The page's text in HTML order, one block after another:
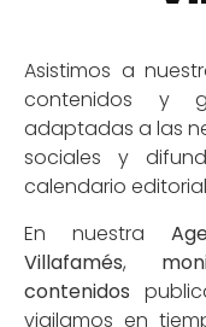
Asistimos a
contenidos y
adaptadas a las
sociales y
calendario
En nuestra
Villafamés,
contenidos
vigilamos en